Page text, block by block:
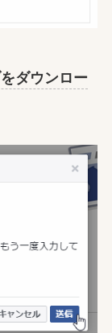
ダウンロー